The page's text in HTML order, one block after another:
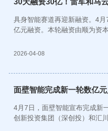
30天融资30亿！雷军和马
具身智能赛道再迎新融资。4
亿元融资。本轮融资由顺为资
智、某头部人民币基金、银河
资本等加持。
2026-04-08
面壁智能完成新一轮数亿
4月7日，面壁智能宣布完成新
创新投资集团（深创投）和汇